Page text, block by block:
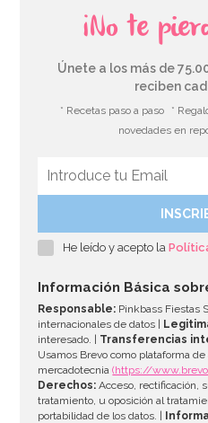
Stand con Ondas Rosa para
¡No te
Únete a los más de
reciben
* Recetas paso a paso *
novedades en
He leído y acepto la
Información Básica
Responsable: Pinkbass Fiestas
internacionales de datos |
interesado. | Transferencias
Usamos Brevo como plataforma
mercadotecnia(https://
Derechos: Acceso, rectificación,
tratamiento, u oposición al
portabilidad de los datos. |